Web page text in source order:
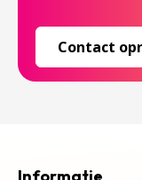
Contact